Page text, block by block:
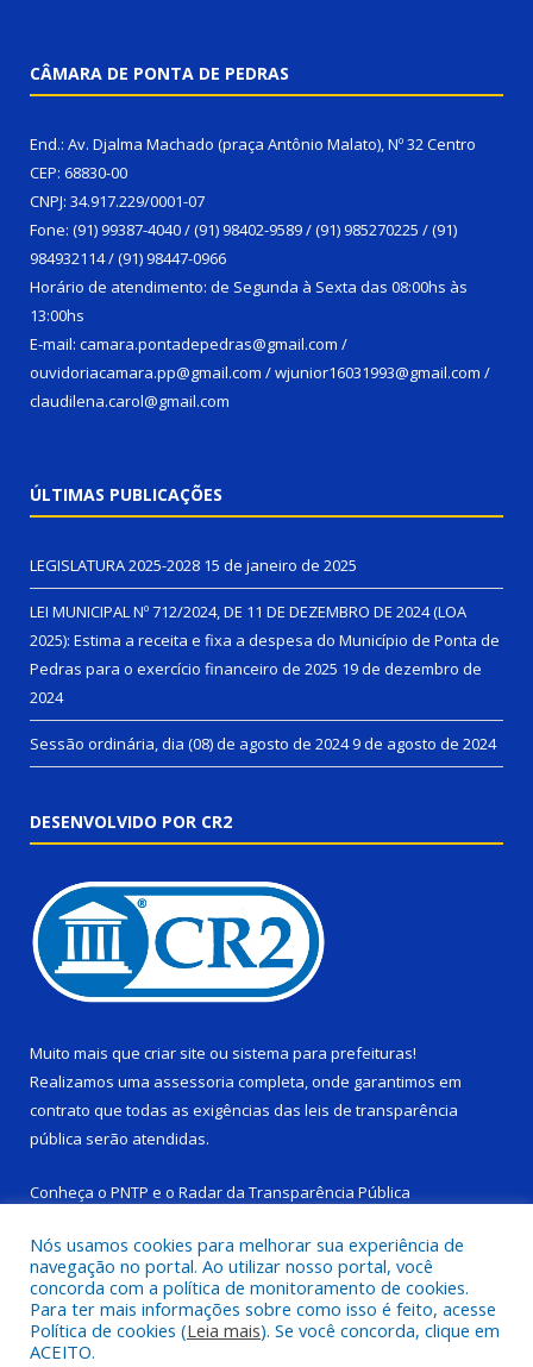
CÂMARA DE PONTA DE PEDRAS
End.: Av. Djalma Machado (praça Antônio Malato), Nº 32 Centro
CEP: 68830-00
CNPJ: 34.917.229/0001-07
Fone: (91) 99387-4040 / (91) 98402-9589 / (91) 985270225 / (91)
984932114 / (91) 98447-0966
Horário de atendimento: de Segunda à Sexta das 08:00hs às
13:00hs
E-mail: camara.pontadepedras@gmail.com /
ouvidoriacamara.pp@gmail.com / wjunior16031993@gmail.com /
claudilena.carol@gmail.com
ÚLTIMAS PUBLICAÇÕES
LEGISLATURA 2025-2028 15 de janeiro de 2025
LEI MUNICIPAL Nº 712/2024, DE 11 DE DEZEMBRO DE 2024 (LOA
2025): Estima a receita e fixa a despesa do Município de Ponta de
Pedras para o exercício financeiro de 2025 19 de dezembro de
2024
Sessão ordinária, dia (08) de agosto de 20249 de agosto de 2024
DESENVOLVIDO POR CR2
Muito mais que criar site ou sistema para prefeituras!
Realizamos uma assessoria completa, onde garantimos em
contrato que todas as exigências das leis de transparência
pública serão atendidas.
Conheça o PNTP e o Radar da Transparência Pública
Todos os direitos reservados a Câmara Municipal de Ponta de
Pedras.
Nós usamos cookies para melhorar sua experiência de
navegação no portal. Ao utilizar nosso portal, você
concorda com a política de monitoramento de cookies.
Para ter mais informações sobre como isso é feito, acesse
Política de cookies (Leia mais). Se você concorda, clique em
ACEITO.